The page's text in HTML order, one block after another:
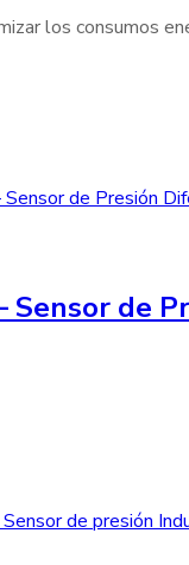
los consumos
Sensor de